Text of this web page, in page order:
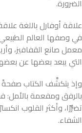
الضرورة.
علاقة أوفارل باللغة
في وصفها العالم
معمل صانع القفافيز،
التي يبعد بعضها عن
وإذ يتكشَّف الكتاب
بالرفق ومفعمة بالأمل:
تضرُّرًا، وأكثر القلوب
الشفاء.